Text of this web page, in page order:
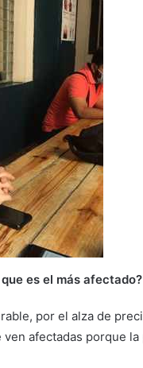
es el más afectado?
por el alza de
afectadas porque